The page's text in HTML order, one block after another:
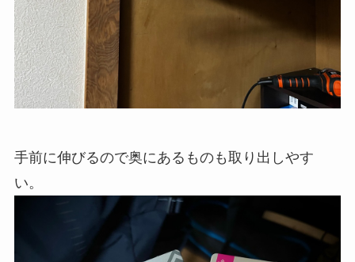
手前に伸びるので奥にあるものも取り出しやす
い。